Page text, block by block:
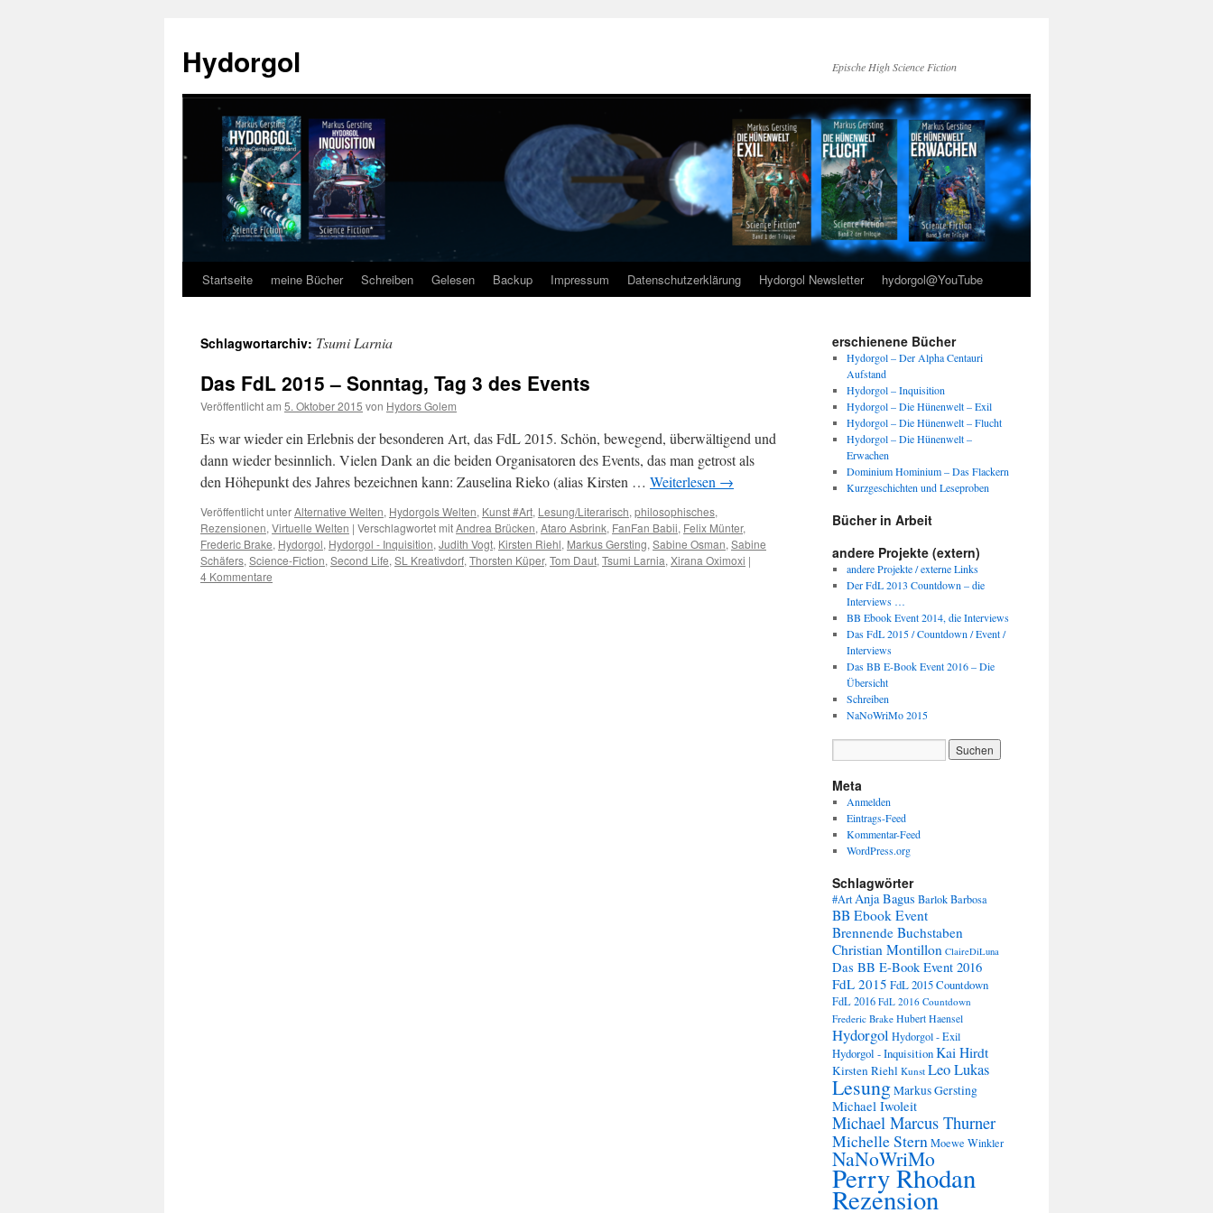
springen
Hydorgol Epische High Science Fiction
Startseite meine Bücher Schreiben Gelesen Backup Impressum Datenschutzerklärung Hydorgol Newsletter hydorgol@YouTube
Schlagwortarchiv: Tsumi Larnia
Das FdL 2015 – Sonntag, Tag 3 des Events
Veröffentlicht am 5. Oktober 2015 von Hydors Golem
Es war wieder ein Erlebnis der besonderen Art, das FdL 2015. Schön, bewegend, überwältigend und
dann wieder besinnlich. Vielen Dank an die beiden Organisatoren des Events, das man getrost als
den Höhepunkt des Jahres bezeichnen kann: Zauselina Rieko (alias Kirsten … Weiterlesen →
Veröffentlicht unterAlternative Welten, Hydorgols Welten, Kunst #Art, Lesung/Literarisch, philosophisches,
Rezensionen, Virtuelle Welten | Verschlagwortet mitAndrea Brücken, Ataro Asbrink, FanFan Babii, Felix Münter,
Frederic Brake, Hydorgol, Hydorgol - Inquisition, Judith Vogt, Kirsten Riehl, Markus Gersting, Sabine Osman, Sabine
Schäfers, Science-Fiction, Second Life, SL Kreativdorf, Thorsten Küper, Tom Daut, Tsumi Larnia, Xirana Oximoxi |
4 Kommentare
erschienene Bücher
Hydorgol – Der Alpha Centauri
Aufstand
Hydorgol – Inquisition
Hydorgol – Die Hünenwelt – Exil
Hydorgol – Die Hünenwelt – Flucht
Hydorgol – Die Hünenwelt –
Erwachen
Dominium Hominium – Das Flackern
Kurzgeschichten und Leseproben
Bücher in Arbeit
andere Projekte (extern)
andere Projekte / externe Links
Der FdL 2013 Countdown – die
Interviews …
BB Ebook Event 2014, die Interviews
Das FdL 2015 / Countdown / Event /
Interviews
Das BB E-Book Event 2016 – Die
Übersicht
Schreiben
NaNoWriMo 2015
Meta
Anmelden
Eintrags-Feed
Kommentar-Feed
WordPress.org
Schlagwörter
#ArtAnja Bagus Barlok Barbosa
BB Ebook Event
Brennende Buchstaben
Christian Montillon ClaireDiLuna
Das BB E-Book Event 2016
FdL 2015 FdL 2015 Countdown
FdL 2016 FdL 2016 Countdown
Frederic Brake Hubert Haensel
Hydorgol Hydorgol - Exil
Hydorgol - InquisitionKai Hirdt
Kirsten Riehl Kunst Leo Lukas
LesungMarkus Gersting
Michael Iwoleit
Michael Marcus Thurner
Michelle SternMoewe Winkler
NaNoWriMo
Perry Rhodan
Rezension